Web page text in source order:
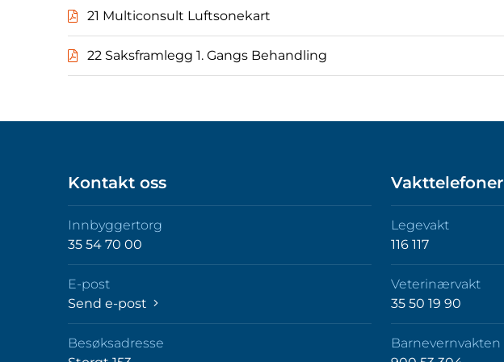
21 Multiconsult Luftsonekart
22 Saksframlegg 1. Gangs Behandling
Kontakt oss
Innbyggertorg
35 54 70 00
E-post
Send e-post
Besøksadresse
Vakttelefoner
Legevakt
116 117
Veterinærvakt
35 50 19 90
Barnevernvakten